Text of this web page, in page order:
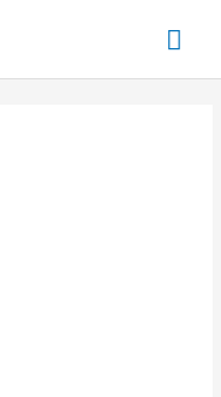
メ
イ